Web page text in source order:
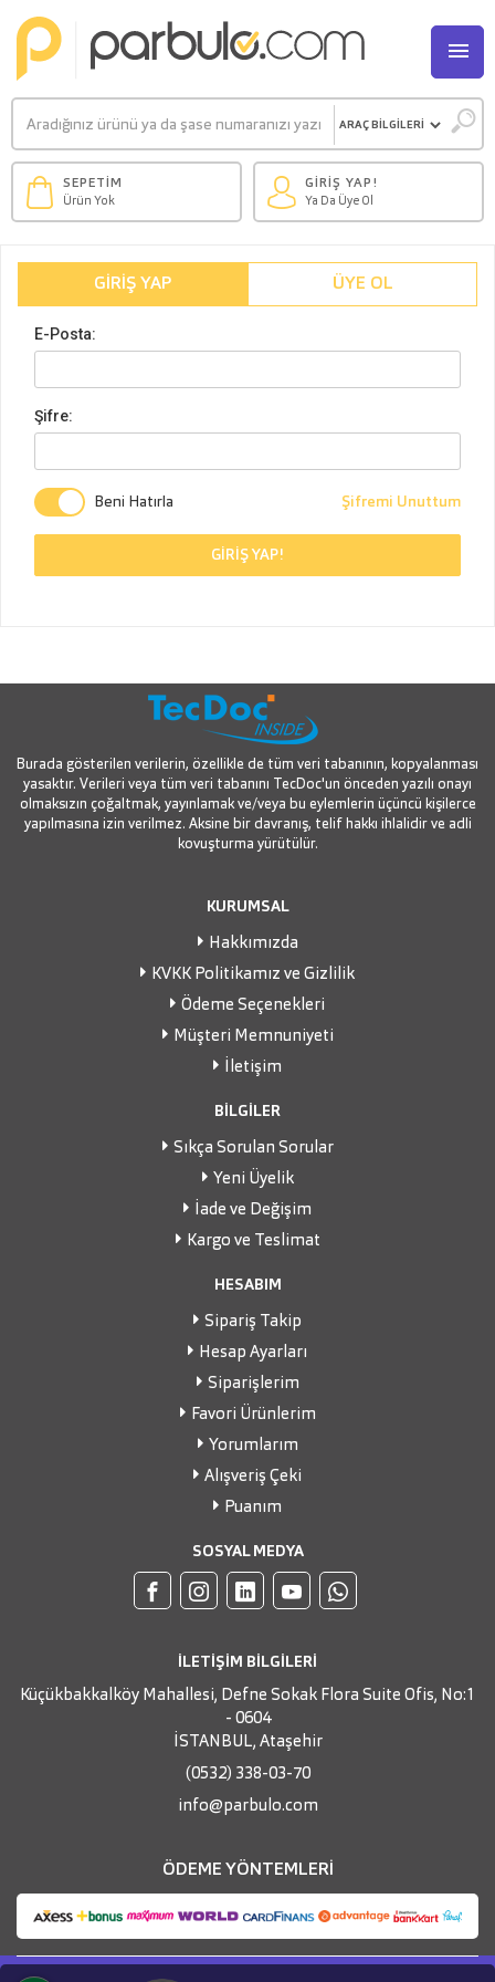
SEPETİM
Ürün Yok
GİRİŞ YAP!
Ya Da Üye Ol
GIRIŞ YAP ÜYE OL
E-Posta:
Şifre:
Beni Hatırla Şifremi Unuttum
GİRİŞ YAP!
Burada gösterilen verilerin, özellikle de tüm veri tabanının, kopyalanması
yasaktır. Verileri veya tüm veri tabanını TecDoc'un önceden yazılı onayı
olmaksızın çoğaltmak, yayınlamak ve/veya bu eylemlerin üçüncü kişilerce
yapılmasına izin verilmez. Aksine bir davranış, telif hakkı ihlalidir ve adli
kovuşturma yürütülür.
KURUMSAL
Hakkımızda
KVKK Politikamız ve Gizlilik
Ödeme Seçenekleri
Müşteri Memnuniyeti
İletişim
BİLGİLER
Sıkça Sorulan Sorular
Yeni Üyelik
İade ve Değişim
Kargo ve Teslimat
HESABIM
Sipariş Takip
Hesap Ayarları
Siparişlerim
Favori Ürünlerim
Yorumlarım
Alışveriş Çeki
Puanım
SOSYAL MEDYA
İLETİŞİM BİLGİLERİ
Küçükbakkalköy Mahallesi, Defne Sokak Flora Suite Ofis, No:1
- 0604
İSTANBUL, Ataşehir
(0532) 338-03-70
info@parbulo.com
ÖDEME YÖNTEMLERİ